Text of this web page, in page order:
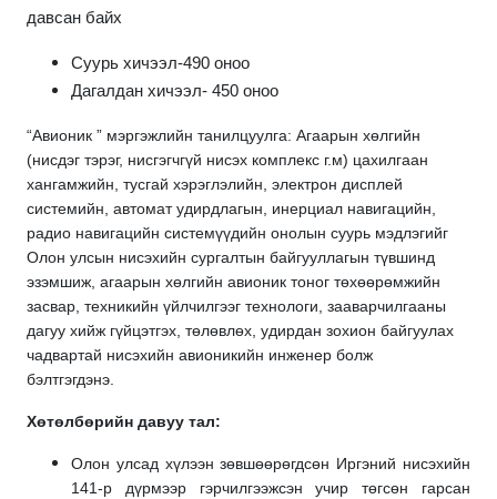
давсан байх
Суурь хичээл-490 оноо
Дагалдан хичээл- 450 оноо
“Авионик ” мэргэжлийн танилцуулга: Агаарын хөлгийн
(нисдэг тэрэг, нисгэгчгүй нисэх комплекс г.м) цахилгаан
хангамжийн, тусгай хэрэглэлийн, электрон дисплей
системийн, автомат удирдлагын, инерциал навигацийн,
радио навигацийн системүүдийн онолын суурь мэдлэгийг
Олон улсын нисэхийн сургалтын байгууллагын түвшинд
эзэмшиж, агаарын хөлгийн авионик тоног төхөөрөмжийн
засвар, техникийн үйлчилгээг технологи, зааварчилгааны
дагуу хийж гүйцэтгэх, төлөвлөх, удирдан зохион байгуулах
чадвартай нисэхийн авионикийн инженер болж
бэлтгэгдэнэ.
Хөтөлбөрийн давуу тал:
Олон улсад хүлээн зөвшөөрөгдсөн Иргэний нисэхийн
141-р дүрмээр гэрчилгээжсэн учир төгсөн гарсан